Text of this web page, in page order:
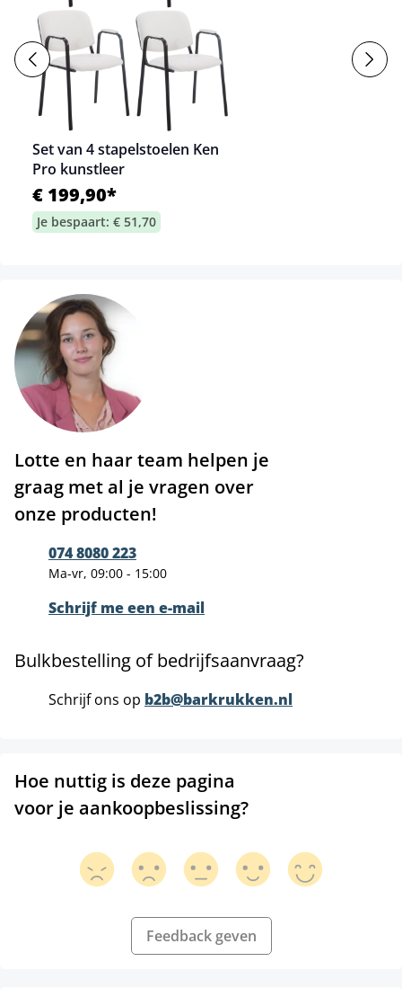
Set van 4 stapelstoelen Ken
Pro kunstleer
€ 199,90*
Je bespaart: € 51,70
Lotte en haar team helpen je
graag met al je vragen over
onze producten!
074 8080 223
Ma-vr, 09:00 - 15:00
Schrijf me een e-mail
Bulkbestelling of bedrijfsaanvraag?
Schrijf ons op b2b@barkrukken.nl
Hoe nuttig is deze pagina
voor je aankoopbeslissing?
Feedback geven